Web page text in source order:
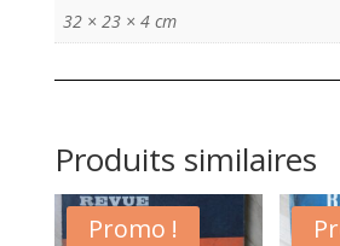
32 × 23 × 4 cm
Produits similaires
Promo !